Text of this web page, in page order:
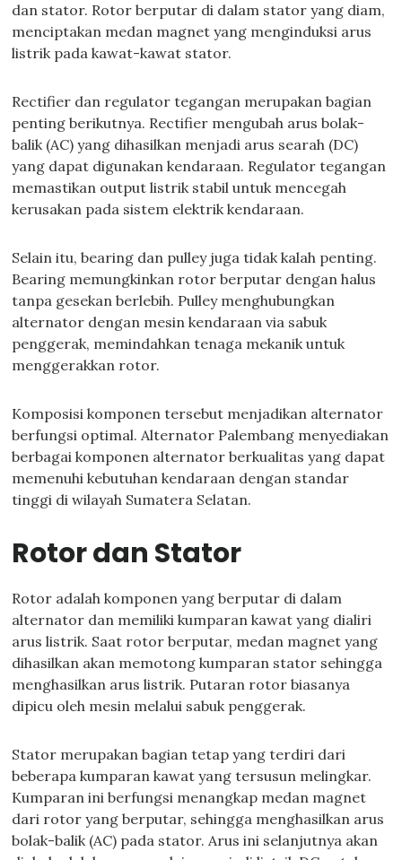
dan stator. Rotor berputar di dalam stator yang diam,
menciptakan medan magnet yang menginduksi arus
listrik pada kawat-kawat stator.
Rectifier dan regulator tegangan merupakan bagian
penting berikutnya. Rectifier mengubah arus bolak-
balik (AC) yang dihasilkan menjadi arus searah (DC)
yang dapat digunakan kendaraan. Regulator tegangan
memastikan output listrik stabil untuk mencegah
kerusakan pada sistem elektrik kendaraan.
Selain itu, bearing dan pulley juga tidak kalah penting.
Bearing memungkinkan rotor berputar dengan halus
tanpa gesekan berlebih. Pulley menghubungkan
alternator dengan mesin kendaraan via sabuk
penggerak, memindahkan tenaga mekanik untuk
menggerakkan rotor.
Komposisi komponen tersebut menjadikan alternator
berfungsi optimal. Alternator Palembang menyediakan
berbagai komponen alternator berkualitas yang dapat
memenuhi kebutuhan kendaraan dengan standar
tinggi di wilayah Sumatera Selatan.
Rotor dan Stator
Rotor adalah komponen yang berputar di dalam
alternator dan memiliki kumparan kawat yang dialiri
arus listrik. Saat rotor berputar, medan magnet yang
dihasilkan akan memotong kumparan stator sehingga
menghasilkan arus listrik. Putaran rotor biasanya
dipicu oleh mesin melalui sabuk penggerak.
Stator merupakan bagian tetap yang terdiri dari
beberapa kumparan kawat yang tersusun melingkar.
Kumparan ini berfungsi menangkap medan magnet
dari rotor yang berputar, sehingga menghasilkan arus
bolak-balik (AC) pada stator. Arus ini selanjutnya akan